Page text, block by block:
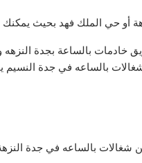
أو حي الملك فهد بحيث
بالساعة بجدة النزهه
بالساعه في جدة النسيم
شغالات بالساعه في جدة